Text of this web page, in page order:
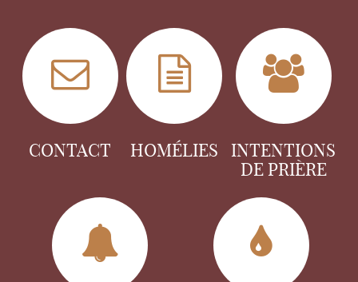
CONTACT HOMÉLIES
INTENTIONS
DE PRIÈRE